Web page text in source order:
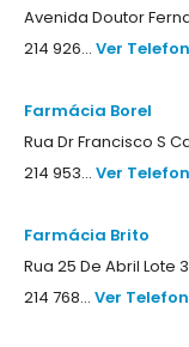
Avenida Doutor
214 926... Ver
Farmácia Borel
Rua Dr Francisco S
214 953... Ver
Farmácia Brito
Rua 25 De Abril Lote
214 768... Ver